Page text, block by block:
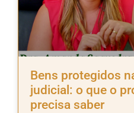
Bens protegidos
judicial: o que o
precisa saber